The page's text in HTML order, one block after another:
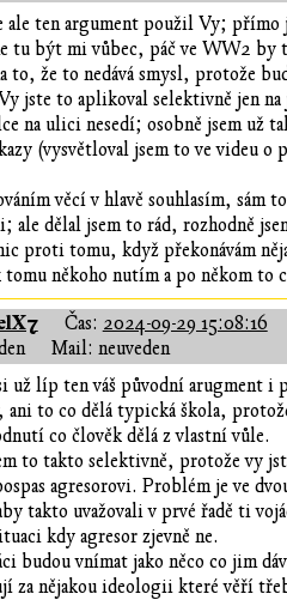
ale ten argument použil Vy; přímo
tu být mi vůbec, páč ve WW2
to, že to nedává smysl, protože
jste to aplikoval selektivně jen na
na ulici nesedí; osobně jsem už
(vysvětloval jsem to ve videu
věcí v hlavě souhlasím, sám
ale dělal jsem to rád, rozhodně
nic proti tomu, když překonávám
tomu někoho nutím a po někom
Čas: 2024-09-29 15:08:16
Mail: neuveden
už líp ten váš původní arugment i
ani to co dělá typická škola,
co člověk dělá z vlastní vůle.
to takto selektivně, protože vy
agresorovi. Problém je ve
takto uvažovali v prvé řadě ti
kdy agresor zjevně ne.
budou vnímat jako něco co jim
za nějakou ideologii které věří